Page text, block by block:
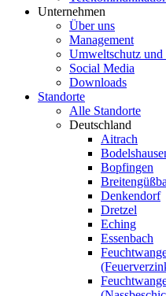
Unternehmen
Über uns
Management
Umweltschutz
Social Media
Downloads
Standorte
Alle Standorte
Deutschland
Aitrach
Bopfingen
Denkendorf
Dretzel
Eching
Essenbach